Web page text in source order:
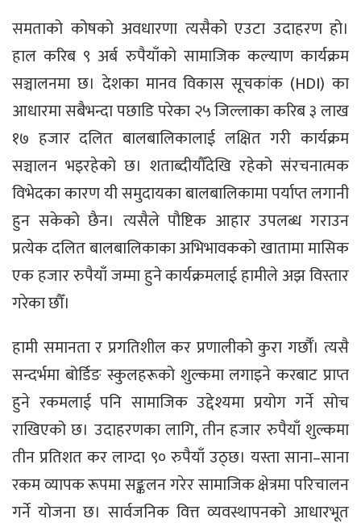
समताको कोषको अवधारणा त्यसैको एउटा उदाहरण हो।
हाल करिब ९ अर्ब रुपैयाँको सामाजिक कल्याण कार्यक्रम
सञ्चालनमा छ। देशका मानव विकास सूचकांक (HDI) का
आधारमा सबैभन्दा पछाडि परेका २५ जिल्लाका करिब ३ लाख
१७ हजार दलित बालबालिकालाई लक्षित गरी कार्यक्रम
सञ्चालन भइरहेको छ। शताब्दीयौँदेखि रहेको संरचनात्मक
विभेदका कारण यी समुदायका बालबालिकामा पर्याप्त लगानी
हुन सकेको छैन। त्यसैले पौष्टिक आहार उपलब्ध गराउन
प्रत्येक दलित बालबालिकाका अभिभावकको खातामा मासिक
एक हजार रुपैयाँ जम्मा हुने कार्यक्रमलाई हामीले अझ विस्तार
गरेका छौँ।
हामी समानता र प्रगतिशील कर प्रणालीको कुरा गर्छौँ। त्यसै
सन्दर्भमा बोर्डिङ स्कुलहरूको शुल्कमा लगाइने करबाट प्राप्त
हुने रकमलाई पनि सामाजिक उद्देश्यमा प्रयोग गर्ने सोच
राखिएको छ। उदाहरणका लागि, तीन हजार रुपैयाँ शुल्कमा
तीन प्रतिशत कर लाग्दा ९० रुपैयाँ उठ्छ। यस्ता साना–साना
रकम व्यापक रूपमा सङ्कलन गरेर सामाजिक क्षेत्रमा परिचालन
गर्ने योजना छ। सार्वजनिक वित्त व्यवस्थापनको आधारभूत